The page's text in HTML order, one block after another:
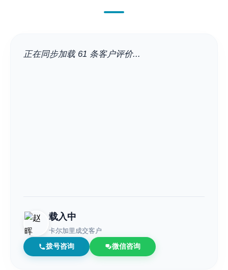
正在同步加载 61 条客户评价...
载入中
卡尔加里成交客户
拨号咨询 微信咨询